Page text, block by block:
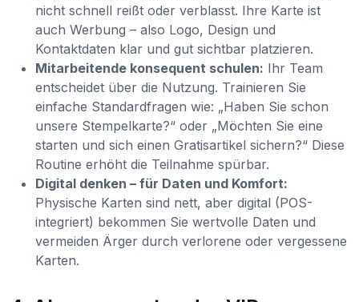
nicht schnell reißt oder verblasst. Ihre Karte ist
auch Werbung – also Logo, Design und
Kontaktdaten klar und gut sichtbar platzieren.
Mitarbeitende konsequent schulen: Ihr Team
entscheidet über die Nutzung. Trainieren Sie
einfache Standardfragen wie: „Haben Sie schon
unsere Stempelkarte?“ oder „Möchten Sie eine
starten und sich einen Gratisartikel sichern?“ Diese
Routine erhöht die Teilnahme spürbar.
Digital denken – für Daten und Komfort:
Physische Karten sind nett, aber digital (POS-
integriert) bekommen Sie wertvolle Daten und
vermeiden Ärger durch verlorene oder vergessene
Karten.